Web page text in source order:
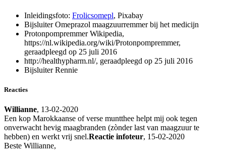
Inleidingsfoto: Frolicsomepl, Pixabay
Bijsluiter Omeprazol maagzuurremmer bij het medicijn
Protonpompremmer Wikipedia,
https://nl.wikipedia.org/wiki/Protonpompremmer,
geraadpleegd op 25 juli 2016
http://healthypharm.nl/, geraadpleegd op 25 juli 2016
Bijsluiter Rennie
Reacties
Willianne, 13-02-2020
Een kop Marokkaanse of verse muntthee helpt mij ook tegen
onverwacht hevig maagbranden (zònder last van maagzuur te
hebben) en werkt vrij snel.Reactie infoteur, 15-02-2020
Beste Willianne,